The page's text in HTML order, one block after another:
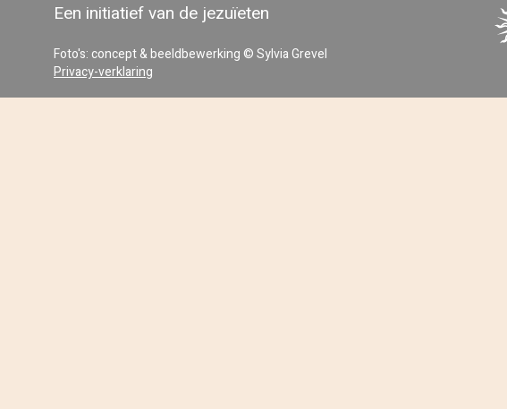
Een initiatief van de jezuïeten
Foto's: concept & beeldbewerking © Sylvia Grevel
Privacy-verklaring